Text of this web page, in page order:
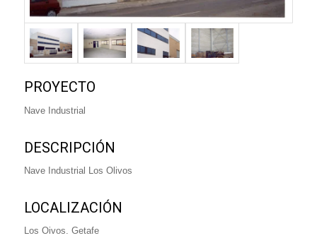
PROYECTO
Nave Industrial
DESCRIPCIÓN
Nave Industrial Los Olivos
LOCALIZACIÓN
Los Oivos. Getafe